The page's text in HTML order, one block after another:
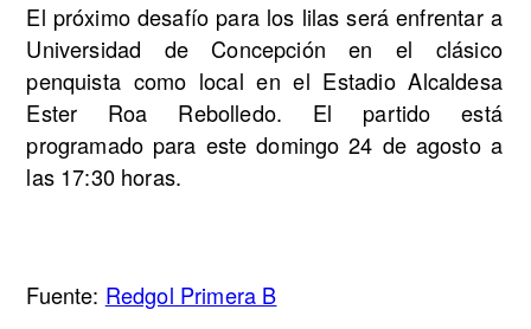
El próximo desafío para los lilas será enfrentar a
Universidad de Concepción en el clásico
penquista como local en el Estadio Alcaldesa
Ester Roa Rebolledo. El partido está
programado para este domingo 24 de agosto a
las 17:30 horas.
Fuente: Redgol Primera B